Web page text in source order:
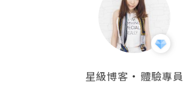
星級博客 ・ 體驗專員